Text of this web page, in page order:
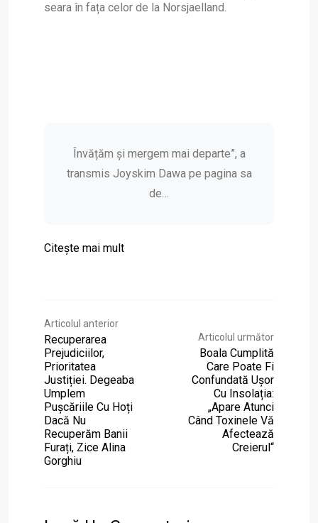
seara în fața celor de la Norsjaelland.
Învățăm și mergem mai departe”, a
transmis Joyskim Dawa pe pagina sa
de…
Citeşte mai mult
Articolul anterior
Recuperarea
Prejudiciilor,
Prioritatea
Justiției. Degeaba
Umplem
Pușcăriile Cu Hoți
Dacă Nu
Recuperăm Banii
Furați, Zice Alina
Gorghiu
Articolul următor
Boala Cumplită
Care Poate Fi
Confundată Ușor
Cu Insolația:
„Apare Atunci
Când Toxinele Vă
Afectează
Creierul“